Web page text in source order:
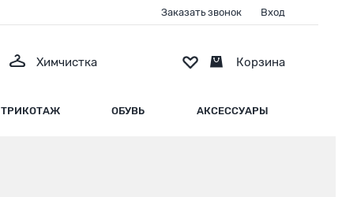
ТРИКОТАЖ ОБУВЬ АКСЕССУАРЫ
Химчистка
Заказать звонок Вход
Корзина